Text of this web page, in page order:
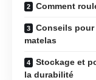
Comment
Conseils pour
matelas
Stockage et
la durabilité